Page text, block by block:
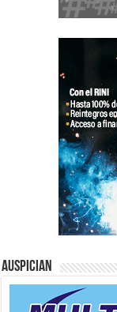
Auspician